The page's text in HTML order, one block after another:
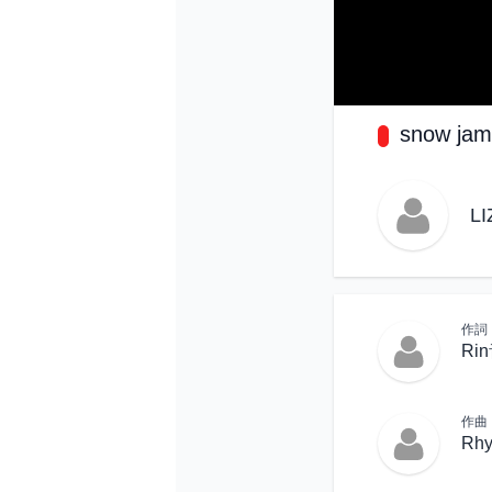
snow jam
作詞
作曲